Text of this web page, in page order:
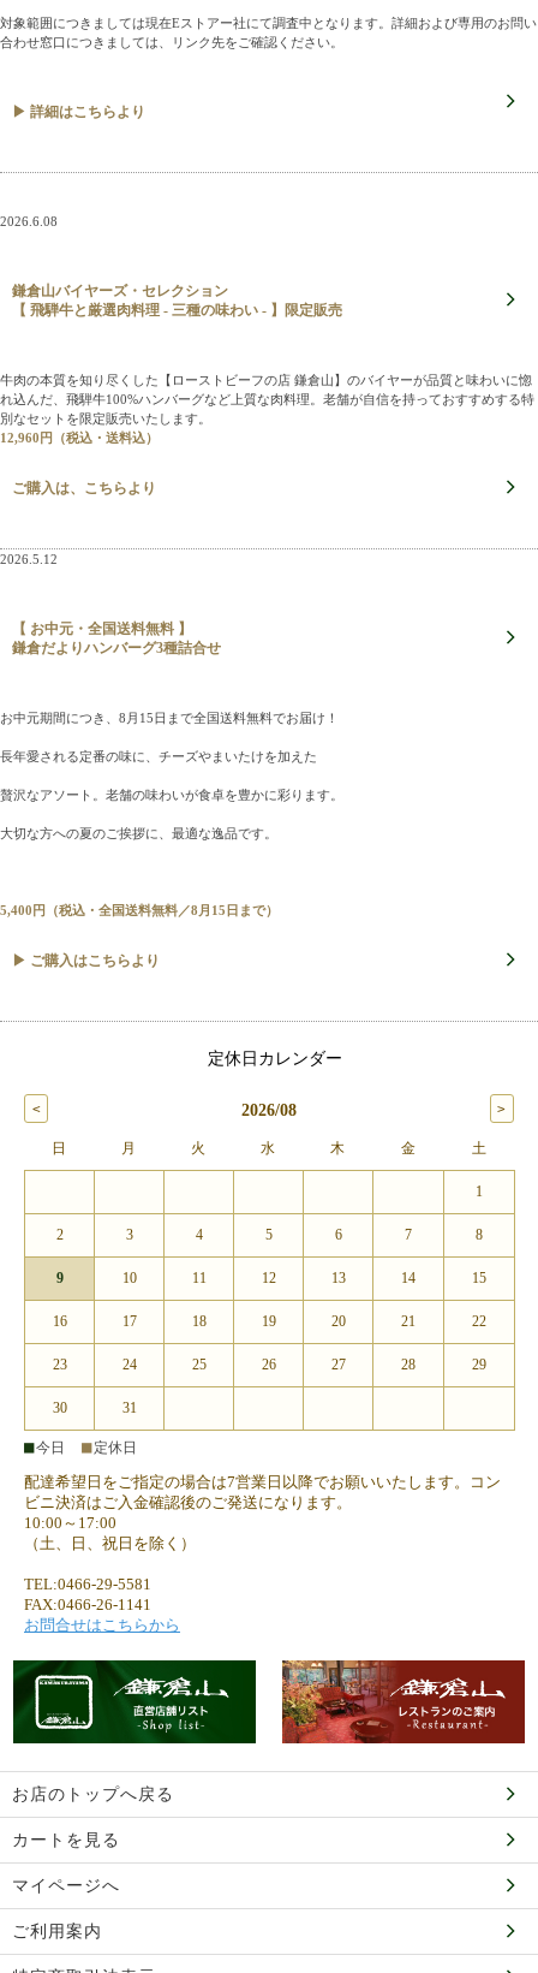
対象範囲につきましては現在Eストアー社にて調査中となります。詳細および専用のお問い
合わせ窓口につきましては、リンク先をご確認ください。
▶ 詳細はこちらより
2026.6.08
鎌倉山バイヤーズ・セレクション
【 飛騨牛と厳選肉料理 - 三種の味わい - 】限定販売
牛肉の本質を知り尽くした【ローストビーフの店 鎌倉山】のバイヤーが品質と味わいに惚
れ込んだ、飛騨牛100%ハンバーグなど上質な肉料理。老舗が自信を持っておすすめする特
別なセットを限定販売いたします。
12,960円（税込・送料込）
ご購入は、こちらより
2026.5.12
【 お中元・全国送料無料 】
鎌倉だよりハンバーグ3種詰合せ
お中元期間につき、8月15日まで全国送料無料でお届け！
長年愛される定番の味に、チーズやまいたけを加えた
贅沢なアソート。老舗の味わいが食卓を豊かに彩ります。
大切な方への夏のご挨拶に、最適な逸品です。
5,400円（税込・全国送料無料／8月15日まで）
▶ ご購入はこちらより
定休日カレンダー
2026/08
日 月 火 水 木 金 土
1
2 3 4 5 6 7 8
9 10 11 12 13 14 15
16 17 18 19 20 21 22
23 24 25 26 27 28 29
30 31
■今日 ■ 定休日
配達希望日をご指定の場合は7営業日以降でお願いいたします。コン
ビニ決済はご入金確認後のご発送になります。
10:00～17:00
（土、日、祝日を除く）
TEL:0466-29-5581
FAX:0466-26-1141
お問合せはこちらから
お店のトップへ戻る
カートを見る
マイページへ
ご利用案内